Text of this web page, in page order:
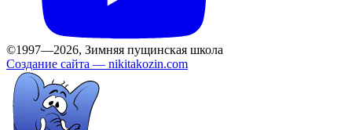
©1997—2026, Зимняя пущинская школа
Создание сайта — nikitakozin.com